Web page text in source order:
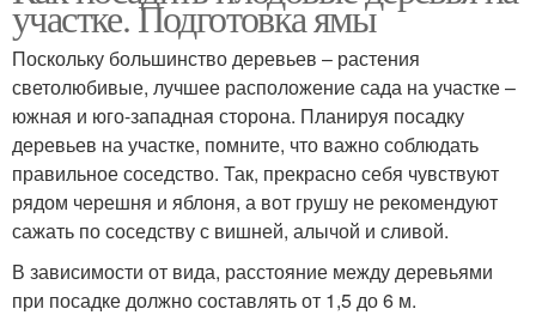
участке. Подготовка ямы
Поскольку большинство деревьев – растения
светолюбивые, лучшее расположение сада на участке –
южная и юго-западная сторона. Планируя посадку
деревьев на участке, помните, что важно соблюдать
правильное соседство. Так, прекрасно себя чувствуют
рядом черешня и яблоня, а вот грушу не рекомендуют
сажать по соседству с вишней, алычой и сливой.
В зависимости от вида, расстояние между деревьями
при посадке должно составлять от 1,5 до 6 м.